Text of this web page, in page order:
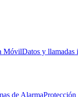
MóvilDatos y llamadas
de Alarma